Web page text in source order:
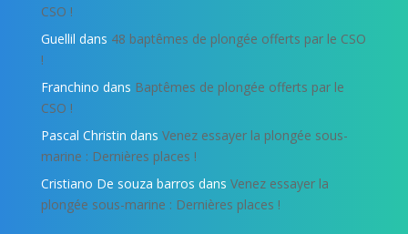
CSO !
Guellil dans 48 baptêmes de plongée offerts par le CSO
!
Franchino dans Baptêmes de plongée offerts par le
CSO !
Pascal Christin dans Venez essayer la plongée sous-
marine : Dernières places !
Cristiano De souza barros dans Venez essayer la
plongée sous-marine : Dernières places !